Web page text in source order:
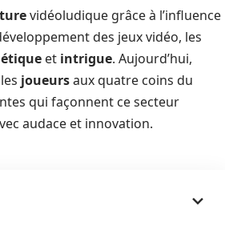
vidéoludique grâce à l’influence
des jeux vidéo, les
et intrigue. Aujourd’hui,
joueursaux quatre coins du
qui façonnent ce secteur
audace et innovation.